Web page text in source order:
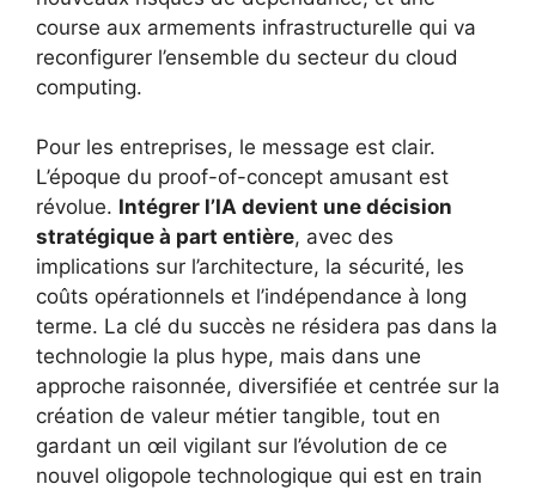
course aux armements infrastructurelle qui va
reconfigurer l’ensemble du secteur du cloud
computing.
Pour les entreprises, le message est clair.
L’époque du proof-of-concept amusant est
révolue. Intégrer l’IA devient une décision
stratégique à part entière, avec des
implications sur l’architecture, la sécurité, les
coûts opérationnels et l’indépendance à long
terme. La clé du succès ne résidera pas dans la
technologie la plus hype, mais dans une
approche raisonnée, diversifiée et centrée sur la
création de valeur métier tangible, tout en
gardant un œil vigilant sur l’évolution de ce
nouvel oligopole technologique qui est en train